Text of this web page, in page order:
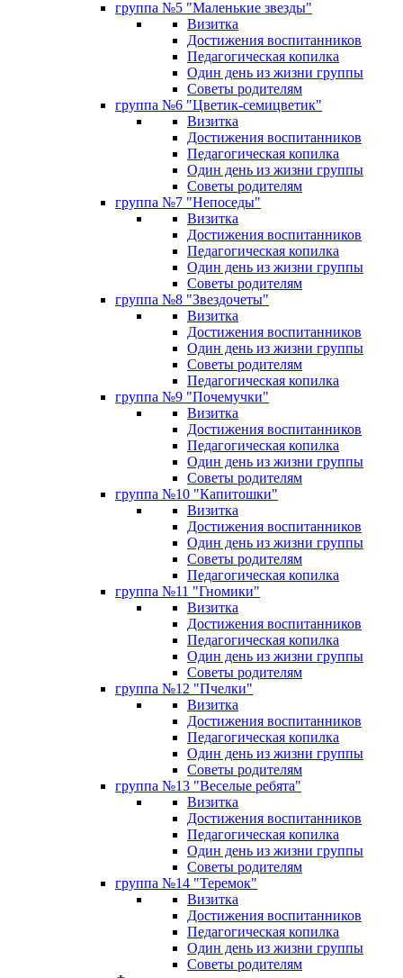
группа №5 "Маленькие звезды"
Визитка
Достижения воспитанников
Педагогическая копилка
Один день из жизни группы
Советы родителям
группа №6 "Цветик-семицветик"
Визитка
Достижения воспитанников
Педагогическая копилка
Один день из жизни группы
Советы родителям
группа №7 "Непоседы"
Визитка
Достижения воспитанников
Педагогическая копилка
Один день из жизни группы
Советы родителям
группа №8 "Звездочеты"
Визитка
Достижения воспитанников
Один день из жизни группы
Советы родителям
Педагогическая копилка
группа №9 "Почемучки"
Визитка
Достижения воспитанников
Педагогическая копилка
Один день из жизни группы
Советы родителям
группа №10 "Капитошки"
Визитка
Достижения воспитанников
Один день из жизни группы
Советы родителям
Педагогическая копилка
группа №11 "Гномики"
Визитка
Достижения воспитанников
Педагогическая копилка
Один день из жизни группы
Советы родителям
группа №12 "Пчелки"
Визитка
Достижения воспитанников
Педагогическая копилка
Один день из жизни группы
Советы родителям
группа №13 "Веселые ребята"
Визитка
Достижения воспитанников
Педагогическая копилка
Один день из жизни группы
Советы родителям
группа №14 "Теремок"
Визитка
Достижения воспитанников
Педагогическая копилка
Один день из жизни группы
Советы родителям